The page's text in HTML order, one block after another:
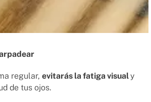
regular, evitarás la fatiga visualy
de tus ojos.